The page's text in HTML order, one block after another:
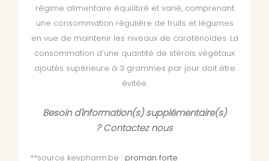
régime alimentaire équilibré et varié, comprenant
une consommation régulière de fruits et légumes
en vue de maintenir les niveaux de caroténoïdes. La
consommation d’une quantité de stérols végétaux
ajoutés supérieure à 3 grammes par jour doit être
évitée.
Besoin d'information(s) supplémentaire(s)
?Contactez nous
**source keypharm.be : proman forte